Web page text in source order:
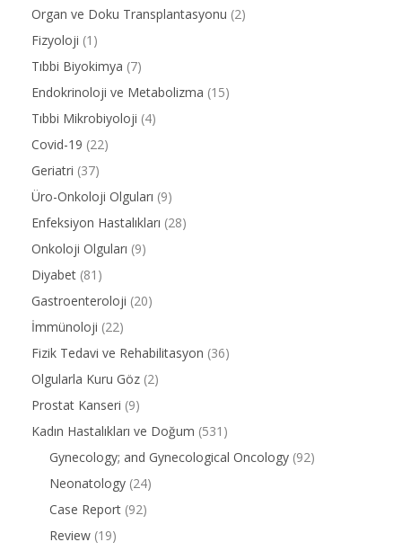
Organ ve Doku Transplantasyonu (2)
Fizyoloji (1)
Tıbbi Biyokimya (7)
Endokrinoloji ve Metabolizma (15)
Tıbbi Mikrobiyoloji (4)
Covid-19 (22)
Geriatri (37)
Üro-Onkoloji Olguları (9)
Enfeksiyon Hastalıkları (28)
Onkoloji Olguları (9)
Diyabet (81)
Gastroenteroloji (20)
İmmünoloji (22)
Fizik Tedavi ve Rehabilitasyon (36)
Olgularla Kuru Göz (2)
Prostat Kanseri (9)
Kadın Hastalıkları ve Doğum (531)
Gynecology; and Gynecological Oncology (92)
Neonatology (24)
Case Report (92)
Review (19)